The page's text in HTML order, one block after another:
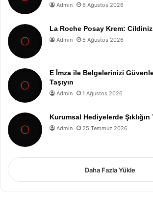
Admin 6 Ağustos 2026
La Roche Posay Krem:
Admin 5 Ağustos 2026
E İmza ile Belgelerinizi
Taşıyın
Admin 1 Ağustos 2026
Kurumsal Hediyelerde Şıklığın
Admin 25 Temmuz 2026
Daha Fazla Yükle